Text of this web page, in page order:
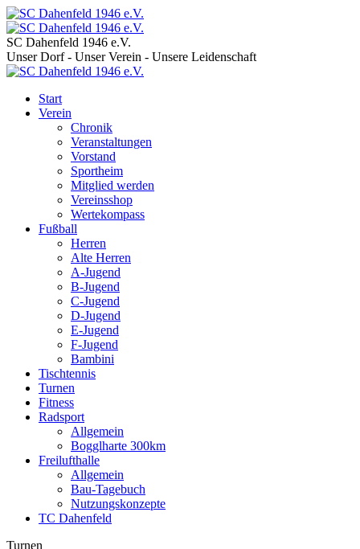
SC Dahenfeld 1946 e.V.
Unser Dorf - Unser Verein - Unsere Leidenschaft
Start
Verein
Chronik
Veranstaltungen
Vorstand
Sportheim
Mitglied werden
Vereinsshop
Wertekompass
Fußball
Herren
Alte Herren
A-Jugend
B-Jugend
C-Jugend
D-Jugend
E-Jugend
F-Jugend
Bambini
Tischtennis
Turnen
Fitness
Radsport
Allgemein
Bogglharte 300km
Freilufthalle
Allgemein
Bau-Tagebuch
Nutzungskonzepte
TC Dahenfeld
Turnen